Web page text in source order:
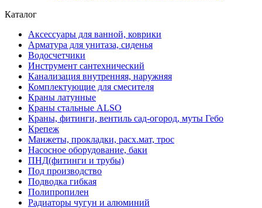
Каталог
Аксессуары для ванной, коврики
Арматура для унитаза, сиденья
Водосчетчики
Инструмент сантехнический
Канализация внутренняя, наружняя
Комплектующие для смесителя
Краны латунные
Краны стальные ALSO
Краны, фитинги, вентиль сад-огород, муты Гебо
Крепеж
Манжеты, прокладки, расх.мат, трос
Насосное оборудование, баки
ПНД(фитинги и трубы)
Под производство
Подводка гибкая
Полипропилен
Радиаторы чугун и алюминий